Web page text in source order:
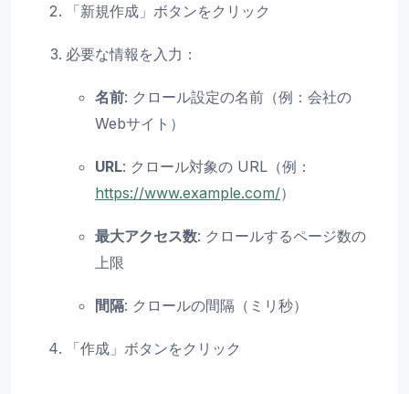
「新規作成」ボタンをクリック
必要な情報を入力：
名前: クロール設定の名前（例：会社の
Webサイト）
URL: クロール対象の URL（例：
https://www.example.com/）
最大アクセス数: クロールするページ数の
上限
間隔: クロールの間隔（ミリ秒）
「作成」ボタンをクリック